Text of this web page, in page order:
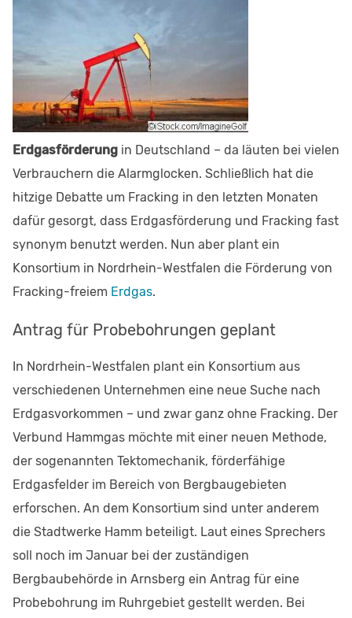
Erdgasförderung in Deutschland – da läuten bei vielen
Verbrauchern die Alarmglocken. Schließlich hat die
hitzige Debatte um Fracking in den letzten Monaten
dafür gesorgt, dass Erdgasförderung und Fracking fast
synonym benutzt werden. Nun aber plant ein
Konsortium in Nordrhein-Westfalen die Förderung von
Fracking-freiem Erdgas.
Antrag für Probebohrungen geplant
In Nordrhein-Westfalen plant ein Konsortium aus
verschiedenen Unternehmen eine neue Suche nach
Erdgasvorkommen – und zwar ganz ohne Fracking. Der
Verbund Hammgas möchte mit einer neuen Methode,
der sogenannten Tektomechanik, förderfähige
Erdgasfelder im Bereich von Bergbaugebieten
erforschen. An dem Konsortium sind unter anderem
die Stadtwerke Hamm beteiligt. Laut eines Sprechers
soll noch im Januar bei der zuständigen
Bergbaubehörde in Arnsberg ein Antrag für eine
Probebohrung im Ruhrgebiet gestellt werden. Bei